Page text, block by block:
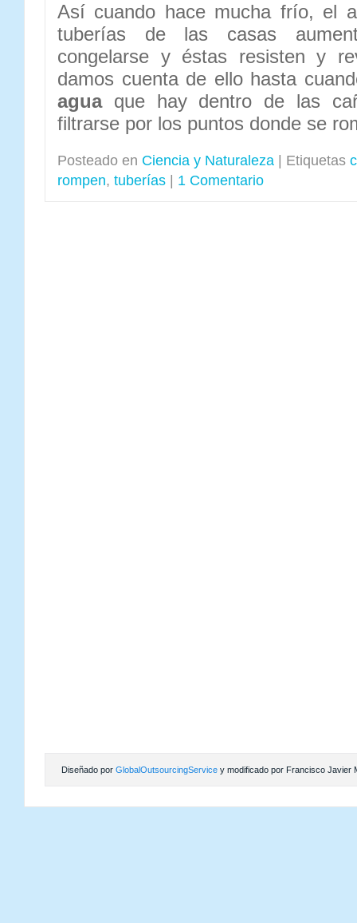
Así cuando hace mucha frío, el
tuberías de las casas
congelarse y éstas resisten y
damos cuenta de ello hasta
aguaque hay dentro de las
filtrarse por los puntos donde se
Posteado en Ciencia y Naturaleza Etiquetas
rompen, tuberías 1 Comentario
Diseñado por GlobalOutsourcingService y modificado por Francisco Javier